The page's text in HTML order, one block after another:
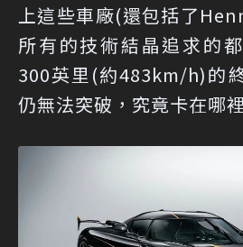
上這些車廠(還包括了
所有的技術結晶追求的
300英里(約483km/h)的
仍無法突破，究竟卡在哪